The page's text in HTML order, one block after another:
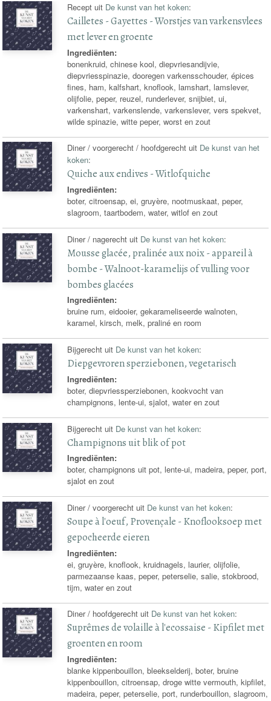
Recept uit De kunst van het koken:
Cailletes - Gayettes - Worstjes van varkensvlees
met lever en groente
Ingrediënten:
bonenkruid, chinese kool, diepvriesandijvie,
diepvriesspinazie, dooregen varkensschouder, épices
fines, ham, kalfshart, knoflook, lamshart, lamslever,
olijfolie, peper, reuzel, runderlever, snijbiet, ui,
varkenshart, varkenslende, varkenslever, vers spekvet,
wilde spinazie, witte peper, worst en zout
Diner / voorgerecht / hoofdgerecht uit De kunst van het
koken:
Quiche aux endives - Witlofquiche
Ingrediënten:
boter, citroensap, ei, gruyère, nootmuskaat, peper,
slagroom, taartbodem, water, witlof en zout
Diner / nagerecht uit De kunst van het koken:
Mousse glacée, pralinée aux noix - appareil à
bombe - Walnoot-karamelijs of vulling voor
bombes glacées
Ingrediënten:
bruine rum, eidooier, gekarameliseerde walnoten,
karamel, kirsch, melk, praliné en room
Bijgerecht uit De kunst van het koken:
Diepgevroren sperziebonen, vegetarisch
Ingrediënten:
boter, diepvriessperziebonen, kookvocht van
champignons, lente-ui, sjalot, water en zout
Bijgerecht uit De kunst van het koken:
Champignons uit blik of pot
Ingrediënten:
boter, champignons uit pot, lente-ui, madeira, peper, port,
sjalot en zout
Diner / voorgerecht uit De kunst van het koken:
Soupe à l'oeuf, Provençale - Knoflooksoep met
gepocheerde eieren
Ingrediënten:
ei, gruyère, knoflook, kruidnagels, laurier, olijfolie,
parmezaanse kaas, peper, peterselie, salie, stokbrood,
tijm, water en zout
Diner / hoofdgerecht uit De kunst van het koken:
Suprêmes de volaille à l'ecossaise - Kipfilet met
groenten en room
Ingrediënten:
blanke kippenbouillon, bleekselderij, boter, bruine
kippenbouillon, citroensap, droge witte vermouth, kipfilet,
madeira, peper, peterselie, port, runderbouillon, slagroom,